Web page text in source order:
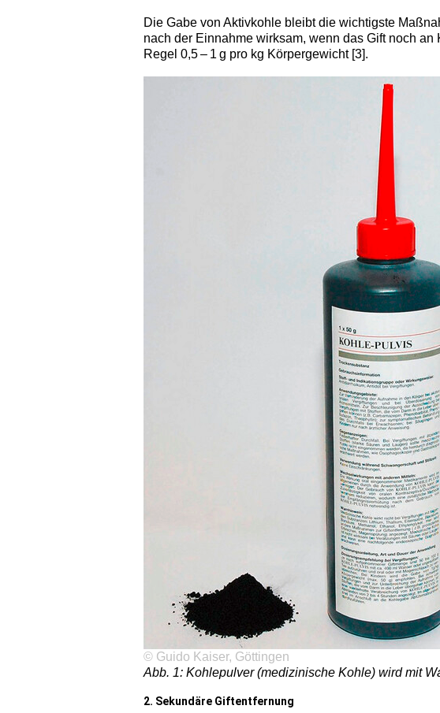
Die Gabe von Aktivkohle bleibt die wichtigste
nach der Einnahme wirksam, wenn das Gift noch
Regel 0,5 – 1 g pro kg Körpergewicht [3].
© Guido Kaiser, Göttingen
Abb. 1: Kohlepulver (medizinische Kohle) wird mit
2. Sekundäre Giftentfernung